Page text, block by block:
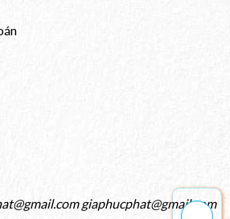
giaphucphat@gmail.com